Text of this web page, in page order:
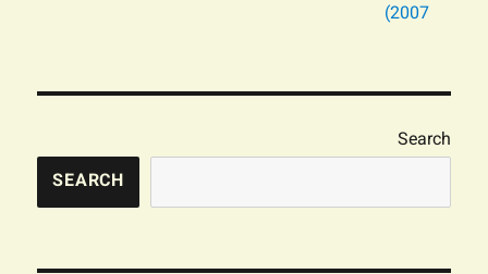
2007)
Search
SEARCH